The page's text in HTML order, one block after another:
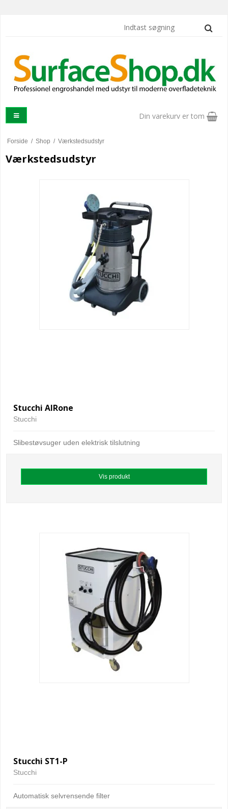
Din varekurv er tom
Forside / Shop / Værkstedsudstyr
Værkstedsudstyr
Stucchi AIRone
Stucchi
Slibestøvsuger uden elektrisk tilslutning
Vis produkt
Stucchi ST1-P
Stucchi
Automatisk selvrensende filter